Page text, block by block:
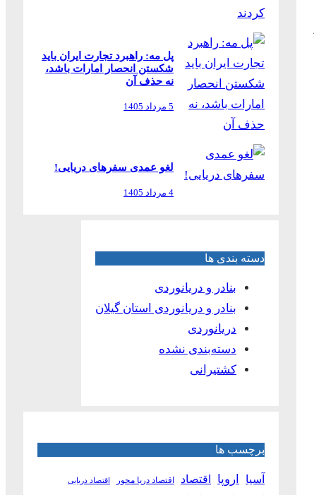
پل مه: راهبرد تجارت ایران باید
شکستن انحصار امارات باشد،
نه حذف آن
5 مرداد 1405
لغو عمدی سفرهای دریایی!
4 مرداد 1405
دسته بندی ها
بنادر و دریانوردی
بنادر و دریانوردی استان گیلان
دریانوردی
دسته‌بندی نشده
کشتیرانی
برچسب ها
آسیا اروپا اقتصاد اقتصاد دریا محور اقتصاد دریایی